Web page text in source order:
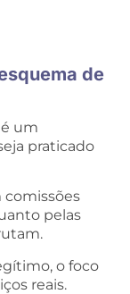
de
um
praticado
comissões
pelas
o foco
reais.